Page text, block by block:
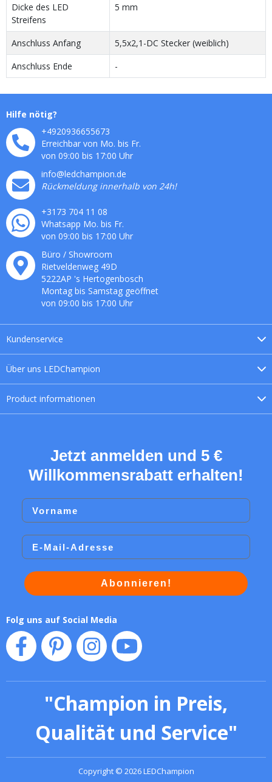
Dicke des LED
Streifens
5 mm
Anschluss Anfang
5,5x2,1-DC Stecker (weiblich)
Anschluss Ende
-
Über uns LEDChampion
Product informationen
Kundenservice
Hilfe nötig?
+4920936655673
Erreichbar von Mo. bis Fr.
von 09:00 bis 17:00 Uhr
info@ledchampion.de
Rückmeldung innerhalb von 24h!
+3173 704 11 08
Whatsapp Mo. bis Fr.
von 09:00 bis 17:00 Uhr
Büro / Showroom
Rietveldenweg 49D
5222AP 's Hertogenbosch
Montag bis Samstag geöffnet
von 09:00 bis 17:00 Uhr
Jetzt anmelden und 5 €
Willkommensrabatt erhalten!
Vorname
Email
Abonnieren!
Folg uns auf Social Media
"Champion in Preis,
Qualität und Service"
Copyright© 2026LEDChampion